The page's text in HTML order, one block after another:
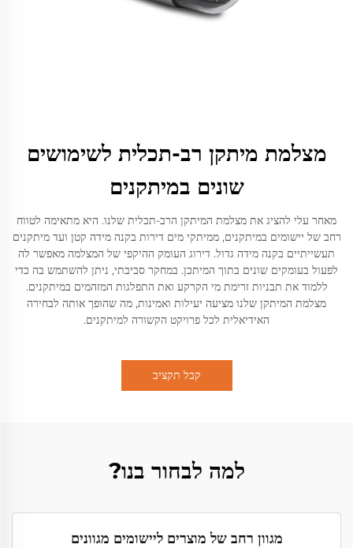
מצלמת מיתקן רב-תכלית לשימושים
שונים במיתקנים
מאחר עלי להציג את מצלמת המיתקן הרב-תכלית שלנו. היא מתאימה לטווח
רחב של יישומים במיתקנים, ממיתקי מים דירות בקנה מידה קטן ועד מיתקנים
תעשייתיים בקנה מידה גדול. דירוג העומק ההיקפי של המצלמה מאפשר לה
לפעול בעומקים שונים בתוך המיתכן. במחקר סביבתי, ניתן להשתמש בה כדי
ללמוד את תבניות זרימת מי הקרקע ואת התפלגות המזהמים במיתקנים.
מצלמת המיתקן שלנו מציעה יעילות ואמינות, מה שהופך אותה לבחירה
האידיאלית לכל פרויקט הקשורה למיתקנים.
קבל תקציב
למה לבחור בנו?
מגוון רחב של מוצרים ליישומים מגוונים